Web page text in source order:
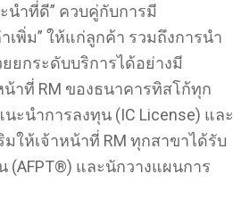
นำที่ดี” ควบคู่กับการมี
พิ่ม” ให้แก่ลูกค้า รวมถึงการนำ
ยยกระดับบริการได้อย่างมี
าที่ RM ของธนาคารทิสโก้ทุก
ะนำการลงทุน (IC License) และ
ให้เจ้าหน้าที่ RM ทุกสาขาได้รับ
และนักวางแผนการ